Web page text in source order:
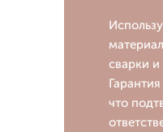
сварки
что